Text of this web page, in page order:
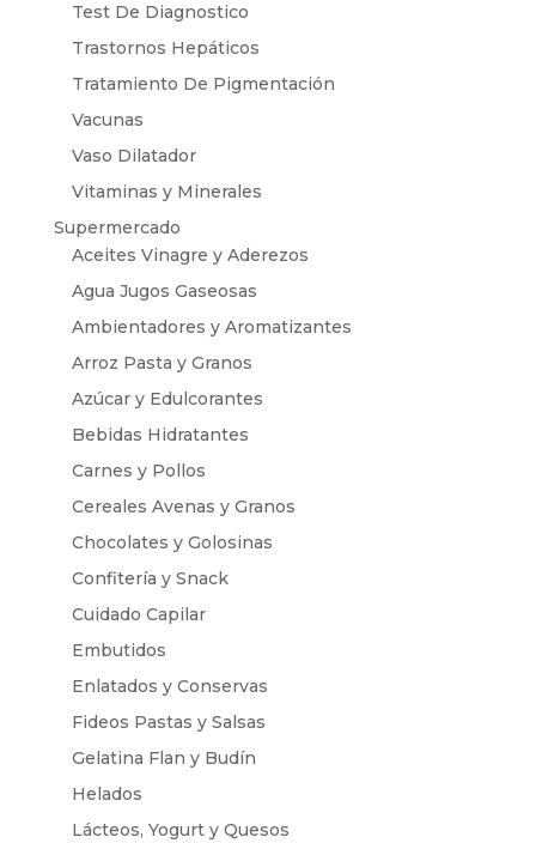
Test De Diagnostico
Trastornos Hepáticos
Tratamiento De Pigmentación
Vacunas
Vaso Dilatador
Vitaminas y Minerales
Supermercado
Aceites Vinagre y Aderezos
Agua Jugos Gaseosas
Ambientadores y Aromatizantes
Arroz Pasta y Granos
Azúcar y Edulcorantes
Bebidas Hidratantes
Carnes y Pollos
Cereales Avenas y Granos
Chocolates y Golosinas
Confitería y Snack
Cuidado Capilar
Embutidos
Enlatados y Conservas
Fideos Pastas y Salsas
Gelatina Flan y Budín
Helados
Lácteos, Yogurt y Quesos